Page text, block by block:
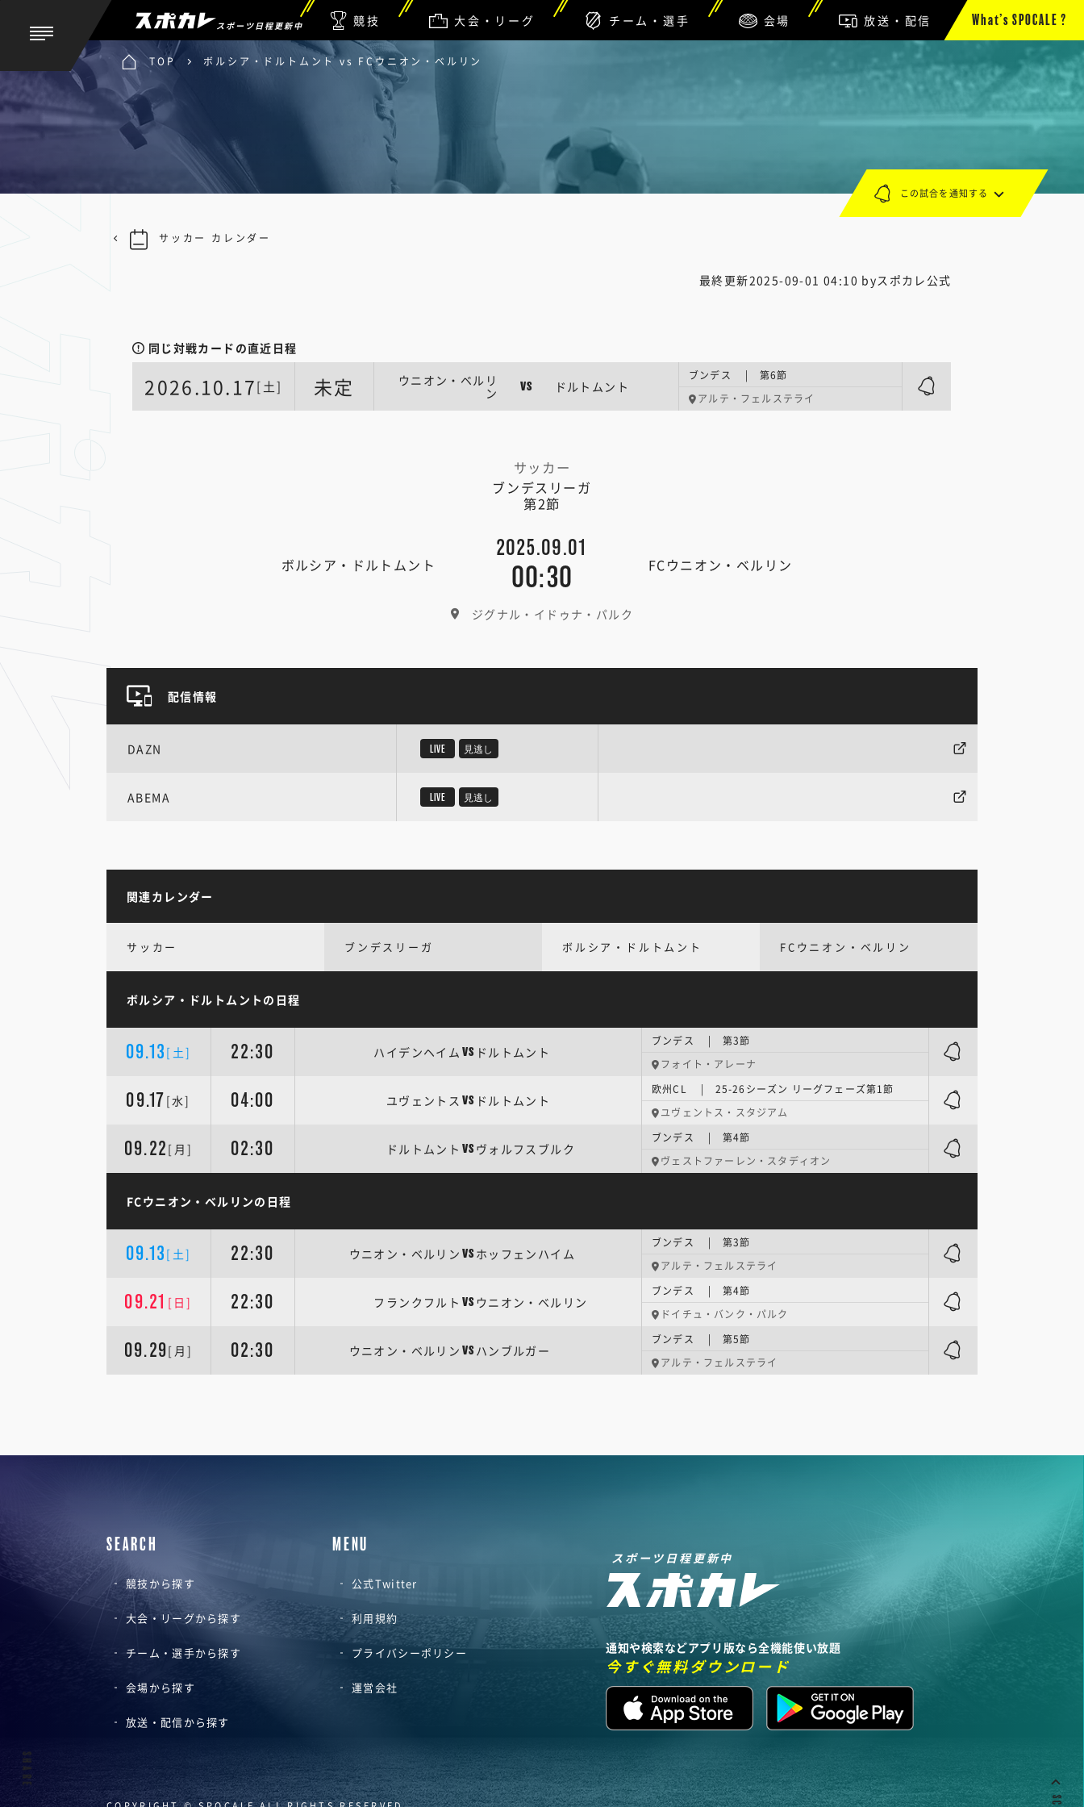
スポーツ日程更新中 競技 大会・リーグ チーム・選手 会場 放送・配信 What’s SPOCALE ?
TOP ボルシア・ドルトムント vs FCウニオン・ベルリン
最終更新2025-09-01 04:10 byスポカレ公式
同じ対戦カードの直近日程
2026.10.17[土] 未定
ウニオン・ベルリ
ン
VS ドルトムント
ブンデス | 第6節
アルテ・フェルステライ
サッカー
ブンデスリーガ
第2節
ボルシア・ドルトムント
2025.09.01
00:30 FCウニオン・ベルリン
ジグナル・イドゥナ・パルク
この試合を通知する
サッカー カレンダー
配信情報
DAZN LIVE 見逃し
ABEMA LIVE 見逃し
関連カレンダー
サッカー ブンデスリーガ ボルシア・ドルトムント FCウニオン・ベルリン
ボルシア・ドルトムントの日程
09.13 [土] 22:30 ハイデンヘイム VS ドルトムント
ブンデス | 第3節
フォイト・アレーナ
09.17 [水] 04:00 ユヴェントス VS ドルトムント
欧州CL | 25-26シーズン リーグフェーズ第1節
ユヴェントス・スタジアム
09.22 [月] 02:30 ドルトムント VS ヴォルフスブルク
ブンデス | 第4節
ヴェストファーレン・スタディオン
FCウニオン・ベルリンの日程
09.13 [土] 22:30 ウニオン・ベルリン VS ホッフェンハイム
ブンデス | 第3節
アルテ・フェルステライ
09.21 [日] 22:30 フランクフルト VS ウニオン・ベルリン
ブンデス | 第4節
ドイチュ・バンク・パルク
09.29[月] 02:30 ウニオン・ベルリン VS ハンブルガー
ブンデス | 第5節
アルテ・フェルステライ
SEARCH
競技から探す
大会・リーグから探す
チーム・選手から探す
会場から探す
放送・配信から探す
MENU
公式Twitter
利用規約
プライバシーポリシー
運営会社
スポーツ日程更新中
通知や検索などアプリ版なら全機能使い放題
今すぐ無料ダウンロード
SHARE